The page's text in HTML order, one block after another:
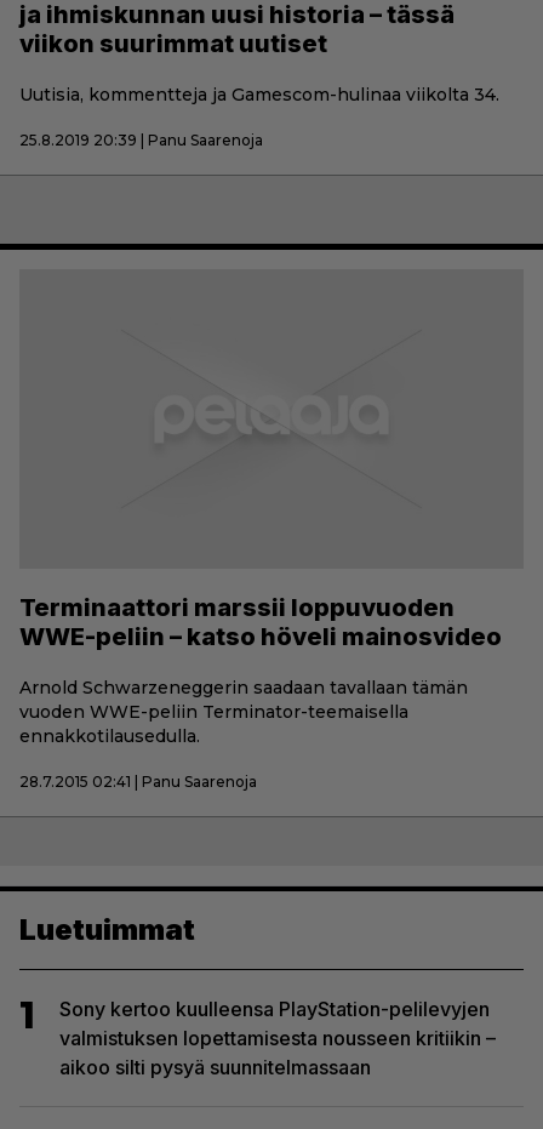
ja ihmiskunnan uusi historia – tässä
viikon suurimmat uutiset
Uutisia, kommentteja ja Gamescom-hulinaa viikolta 34.
25.8.2019 20:39 | Panu Saarenoja
Terminaattori marssii loppuvuoden
WWE-peliin – katso höveli mainosvideo
Arnold Schwarzeneggerin saadaan tavallaan tämän
vuoden WWE-peliin Terminator-teemaisella
ennakkotilausedulla.
28.7.2015 02:41 | Panu Saarenoja
Luetuimmat
1
Sony kertoo kuulleensa PlayStation-pelilevyjen
valmistuksen lopettamisesta nousseen kritiikin –
aikoo silti pysyä suunnitelmassaan